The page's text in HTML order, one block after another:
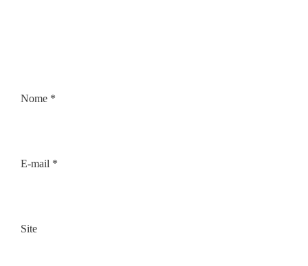
Nome *
E-mail *
Site